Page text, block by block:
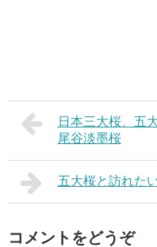
日本三大桜、五
尾谷淡墨桜
五大桜と訪れた
コメントをどうぞ